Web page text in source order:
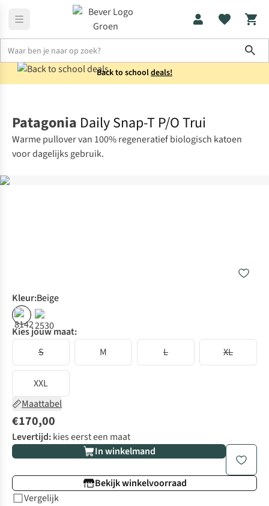
Back to schooldeals!
Patagonia Daily Snap-T P/O Trui
Warme pullover van 100% regeneratief biologisch katoen
voor dagelijks gebruik.
Kleur:Beige
Kies jouw maat:
S
M L XL
XXL
Maattabel
€170,00
Levertijd:kies eerst een maat
In winkelmand
Bekijk winkelvoorraad
Vergelijk